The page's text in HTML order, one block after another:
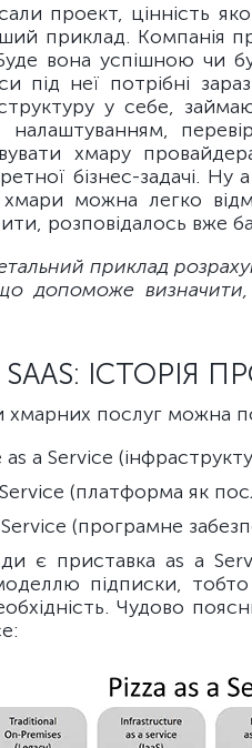
проект, цінність
приклад. Компанія
вона успішною чи
під неї потрібні
у себе,
налаштуванням,
хмару
бізнес-задачі.
хмари можна легко
розповідалось вже
приклад
що допоможе
SAAS: ІСТОРІЯ
хмарних послуг можна
a Service
(платформа як
(програмне
є приставка as a
підписки, тобто
Чудово